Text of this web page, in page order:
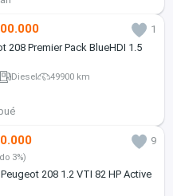
1
208 Premier Pack BlueHDI 1.5
Diesel 49900 km
9
3%)
208 1.2 VTI 82 HP Active